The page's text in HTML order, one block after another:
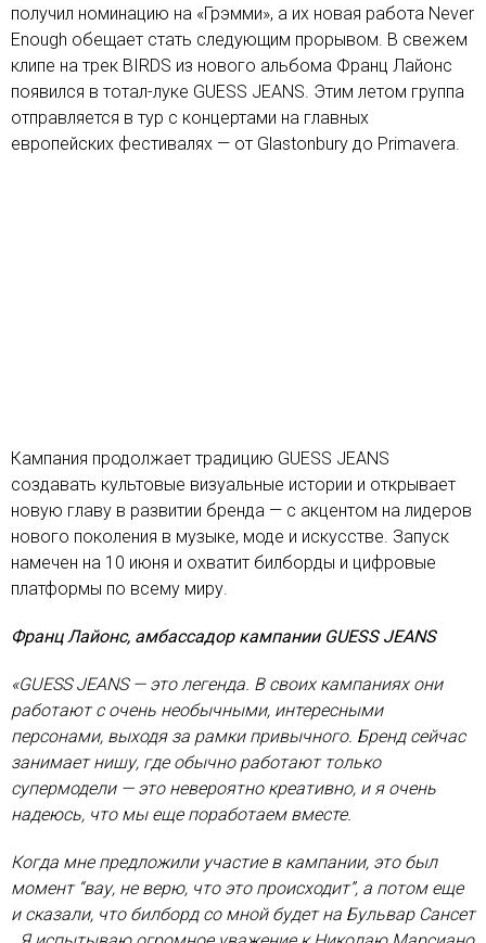
получил номинацию на «Грэмми», а их новая работа Never
Enough обещает стать следующим прорывом. В свежем
клипе на трек BIRDS из нового альбома Франц Лайонс
появился в тотал-луке GUESS JEANS. Этим летом группа
отправляется в тур с концертами на главных
европейских фестивалях — от Glastonbury до Primavera.
Кампания продолжает традицию GUESS JEANS
создавать культовые визуальные истории и открывает
новую главу в развитии бренда — с акцентом на лидеров
нового поколения в музыке, моде и искусстве. Запуск
намечен на 10 июня и охватит билборды и цифровые
платформы по всему миру.
Франц Лайонс, амбассадор кампании GUESS JEANS
«GUESS JEANS — это легенда. В своих кампаниях они
работают с очень необычными, интересными
персонами, выходя за рамки привычного. Бренд сейчас
занимает нишу, где обычно работают только
супермодели — это невероятно креативно, и я очень
надеюсь, что мы еще поработаем вместе.
Когда мне предложили участие в кампании, это был
момент “вау, не верю, что это происходит”, а потом еще
и сказали, что билборд со мной будет на Бульвар Сансет